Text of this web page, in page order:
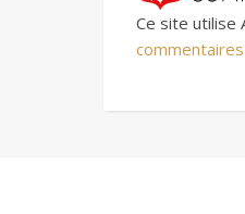
Ce site utilise